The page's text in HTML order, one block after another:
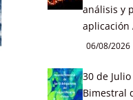
análisis y
aplicación
06/08/2026
30 de
Bimestral